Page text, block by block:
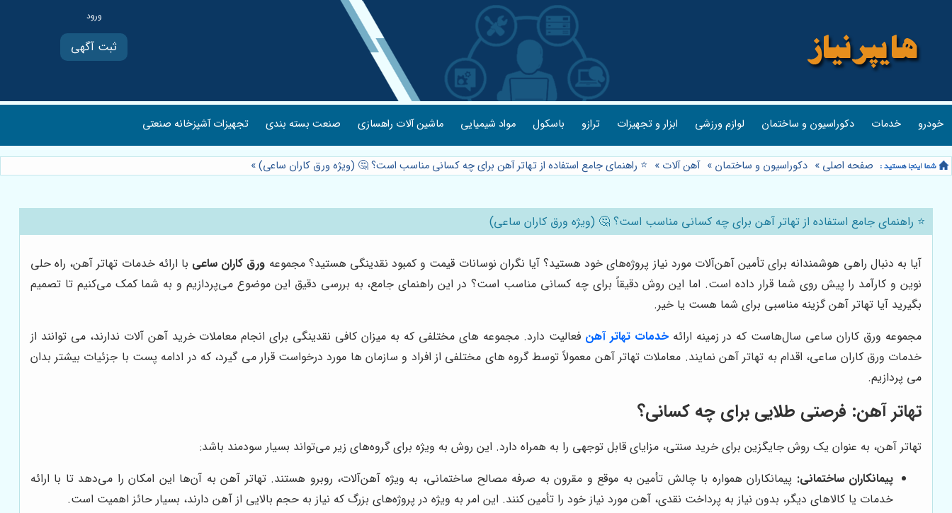
ثبت آگهی
خودرو خدمات دکوراسیون و ساختمان لوازم ورزشی ابزار و تجهیزات ترازو باسکول مواد شیمیایی ماشین آلات راهسازی صنعت بسته بندی تجهیزات آشپزخانه صنعتی
صفحه اصلی » دکوراسیون و ساختمان » آهن آلات » ⭐️ راهنمای جامع استفاده از تهاتر آهن برای چه کسانی مناسب است؟ 🤔 (ویژه ورق کاران ساعی)»
⭐️ راهنمای جامع استفاده از تهاتر آهن برای چه کسانی مناسب است؟ 🤔 (ویژه ورق کاران ساعی)
آیا به دنبال راهی هوشمندانه برای تأمین آهن‌آلات مورد نیاز پروژه‌های خود هستید؟ آیا نگران نوسانات قیمت و کمبود نقدینگی هستید؟ مجموعه ورق کاران ساعی با ارائه خدمات تهاتر آهن، راه حلی
نوین و کارآمد را پیش روی شما قرار داده است. اما این روش دقیقاً برای چه کسانی مناسب است؟ در این راهنمای جامع، به بررسی دقیق این موضوع می‌پردازیم و به شما کمک می‌کنیم تا تصمیم
بگیرید آیا تهاتر آهن گزینه مناسبی برای شما هست یا خیر.
مجموعه ورق کاران ساعی سال‌هاست که در زمینه ارائهخدمات تهاتر آهن فعالیت دارد. مجموعه های مختلفی که به میزان کافی نقدینگی برای انجام معاملات خرید آهن آلات ندارند، می توانند از
خدمات ورق کاران ساعی، اقدام به تهاتر آهن نمایند. معاملات تهاتر آهن معمولاً توسط گروه های مختلفی از افراد و سازمان ها مورد درخواست قرار می گیرد، که در ادامه پست با جزئیات بیشتر بدان
می پردازیم.
تهاتر آهن: فرصتی طلایی برای چه کسانی؟
تهاتر آهن، به عنوان یک روش جایگزین برای خرید سنتی، مزایای قابل توجهی را به همراه دارد. این روش به ویژه برای گروه‌های زیر می‌تواند بسیار سودمند باشد:
پیمانکاران ساختمانی: پیمانکاران همواره با چالش تأمین به موقع و مقرون به صرفه مصالح ساختمانی، به ویژه آهن‌آلات، روبرو هستند. تهاتر آهن به آن‌ها این امکان را می‌دهد تا با ارائه
خدمات یا کالاهای دیگر، بدون نیاز به پرداخت نقدی، آهن مورد نیاز خود را تأمین کنند. این امر به ویژه در پروژه‌های بزرگ که نیاز به حجم بالایی از آهن دارند، بسیار حائز اهمیت است.